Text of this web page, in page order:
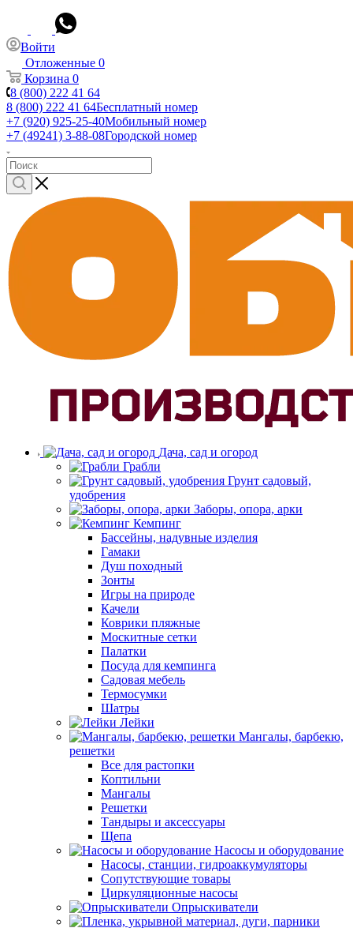
Войти
Отложенные 0
Корзина 0
8 (800) 222 41 64
8 (800) 222 41 64Бесплатный номер
+7 (920) 925-25-40Мобильный номер
+7 (49241) 3-88-08Городской номер
Дача, сад и огород
Грабли
Грунт садовый,
удобрения
Заборы, опора, арки
Кемпинг
Бассейны, надувные изделия
Гамаки
Душ походный
Зонты
Игры на природе
Качели
Коврики пляжные
Москитные сетки
Палатки
Посуда для кемпинга
Садовая мебель
Термосумки
Шатры
Лейки
Мангалы, барбекю,
решетки
Все для растопки
Коптильни
Мангалы
Решетки
Тандыры и аксессуары
Щепа
Насосы и оборудование
Насосы, станции, гидроаккумуляторы
Сопутствующие товары
Циркуляционные насосы
Опрыскиватели